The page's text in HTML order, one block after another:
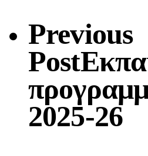
Previous
Post
2025-26